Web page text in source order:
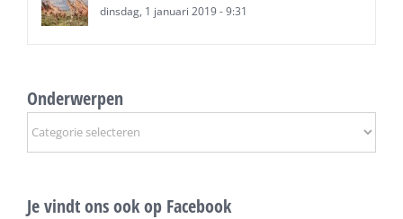
dinsdag, 1 januari 2019 - 9:31
Onderwerpen
Onderwerpen
Je vindt ons ook op Facebook